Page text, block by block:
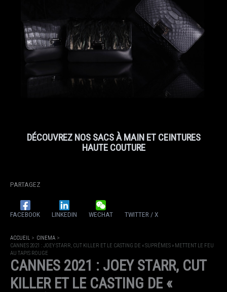
DÉCOUVREZ NOS SACS À MAIN ET CEINTURES
HAUTE COUTURE
PARTAGEZ
FACEBOOK LINKEDIN WECHAT TWITTER / X
ACCUEIL
CINEMA
CANNES 2021 : JOEY STARR, CUT KILLER ET LE CASTING DE « SUPRÊMES » METTENT LE FEU
AU TAPIS ROUGE
CANNES 2021 : JOEY STARR, CUT
KILLER ET LE CASTING DE «